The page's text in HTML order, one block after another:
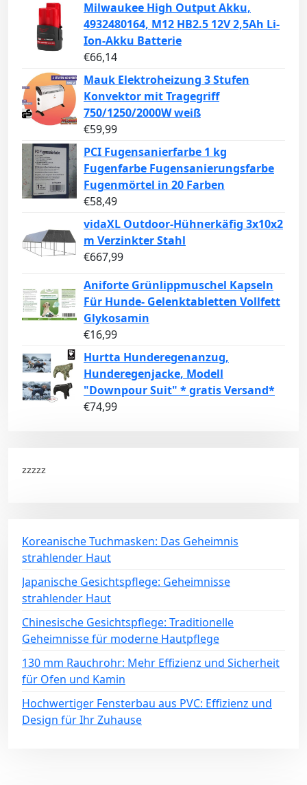
Milwaukee High Output Akku,
4932480164, M12 HB2.5 12V 2,5Ah Li-
Ion-Akku Batterie
€66,14
Mauk Elektroheizung 3 Stufen
Konvektor mit Tragegriff
750/1250/2000W weiß
€59,99
PCI Fugensanierfarbe 1 kg
Fugenfarbe Fugensanierungsfarbe
Fugenmörtel in 20 Farben
€58,49
vidaXL Outdoor-Hühnerkäfig 3x10x2
m Verzinkter Stahl
€667,99
Aniforte Grünlippmuschel Kapseln
Für Hunde- Gelenktabletten Vollfett
Glykosamin
€16,99
Hurtta Hunderegenanzug,
Hunderegenjacke, Modell
"Downpour Suit" * gratis Versand*
€74,99
zzzzz
Koreanische Tuchmasken: Das Geheimnis
strahlender Haut
Japanische Gesichtspflege: Geheimnisse
strahlender Haut
Chinesische Gesichtspflege: Traditionelle
Geheimnisse für moderne Hautpflege
130 mm Rauchrohr: Mehr Effizienz und Sicherheit
für Ofen und Kamin
Hochwertiger Fensterbau aus PVC: Effizienz und
Design für Ihr Zuhause